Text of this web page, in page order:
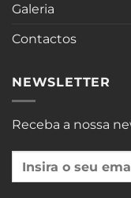
Galeria
Contactos
NEWSLETTER
Receba a nossa